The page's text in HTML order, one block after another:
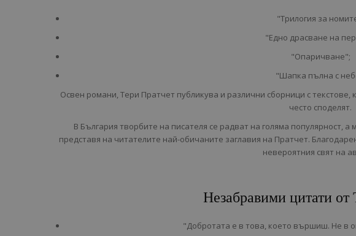
"Трилогия за
"Едно драсване на
"Опаричване";
"Шапка пълна с
Освен романи, Тери Пратчет публикува и различни сборници с
често споделят.
В България творбите на писателя се радват на голяма популярност,
представя на читателите най-обичаните заглавия на Пратчет.
невероятния свят на
Незабравими цитати от
"Добротата е в това, което вършиш. Не в